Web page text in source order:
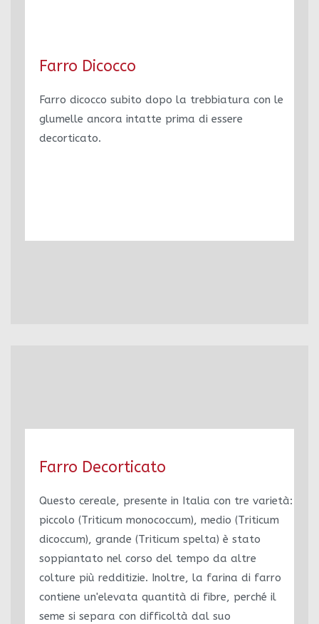
Farro Dicocco
Farro dicocco subito dopo la trebbiatura con le
glumelle ancora intatte prima di essere
decorticato.
Farro Decorticato
Questo cereale, presente in Italia con tre varietà:
piccolo (Triticum monococcum), medio (Triticum
dicoccum), grande (Triticum spelta) è stato
soppiantato nel corso del tempo da altre
colture più redditizie. Inoltre, la farina di farro
contiene un'elevata quantità di fibre, perché il
seme si separa con difficoltà dal suo